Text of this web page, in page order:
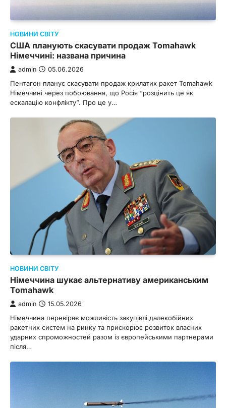
НОВИНИ СВІТУ
США планують скасувати продаж Tomahawk
Німеччині: названа причина
admin 05.06.2026
Пентагон планує скасувати продаж крилатих ракет Tomahawk
Німеччині через побоювання, що Росія “розцінить це як
ескалацію конфлікту”. Про це у…
НОВИНИ СВІТУ
Німеччина шукає альтернативу американським
Tomahawk
admin 15.05.2026
Німеччина перевіряє можливість закупівлі далекобійних
ракетних систем на ринку та прискорює розвиток власних
ударних спроможностей разом із європейськими партнерами
після…